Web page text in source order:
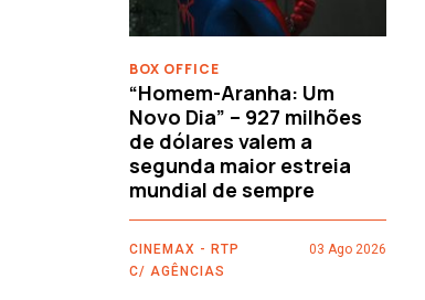
BOX OFFICE
“Homem-Aranha: Um
Novo Dia” – 927 milhões
de dólares valem a
segunda maior estreia
mundial de sempre
CINEMAX - RTP
C/ AGÊNCIAS
03 Ago 2026